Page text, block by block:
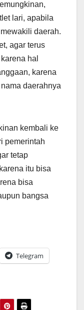
lari, apabila
daerah.
agar terus
hal
karena
daerahnya
kembali ke
pemerintah
tetap
itu bisa
bisa
bangsa
Telegram